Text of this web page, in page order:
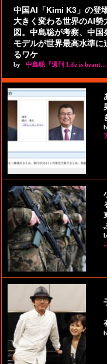
中国AI「Kimi K3」の登
大きく変わる世界のAI勢
図。中島聡が考察、中国
モデルが世界最高水準に
るワケ
by 中島聡『週刊 Life is beaut…